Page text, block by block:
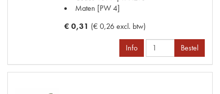
Maten [PW 4]
€ 0,31 (€ 0,26 excl. btw)
Info Bestel